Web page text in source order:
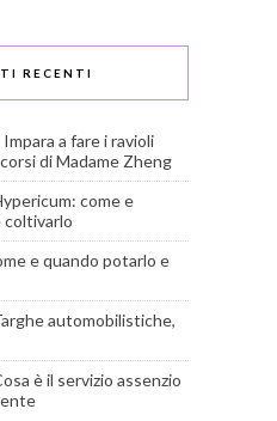
RECENTI
Impara a fare i ravioli
di Madame Zheng
come e
coltivarlo
e quando potarlo e
automobilistiche,
è il servizio assenzio